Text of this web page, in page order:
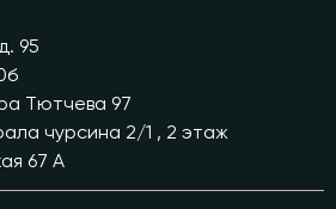
95
Тютчева 97
чурсина 2/1 , 2 этаж
67 А